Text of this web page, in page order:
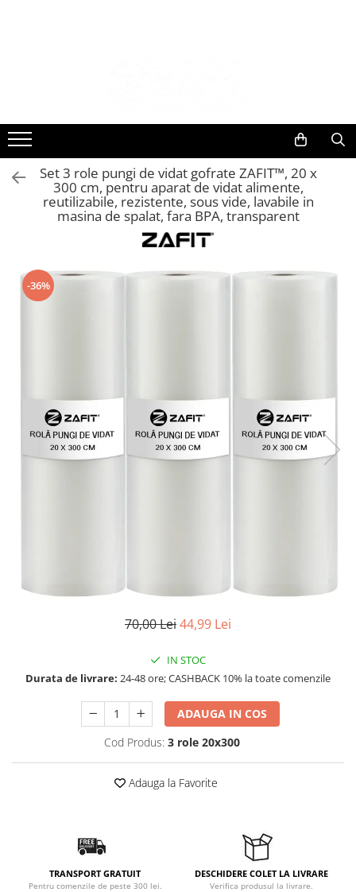
Accesorii Smartwatch
Curele compatibile cu Apple Watch
Curele Apple Watch
38mm/40mm/41mm
Curele Apple Watch
42mm/44mm/45mm/49mm
Curele universale compatibile cu
Curele 20mm - Samsung Galaxy
Watch / Huawei / Garmin / Amazfit
Benzi dublu adezive
Benzi Led
Dispozitiv indepartare papiloame
Etajere depozitare
Aparat aerosoli
Capace WC copii & Reductoare WC
Jucarii copii
Patuturi bebelusi
Protectie pat copii
Scaune de masa bebe
Set 3 role pungi de vidat gofrate ZAFIT™, 20 x
300 cm, pentru aparat de vidat alimente,
reutilizabile, rezistente, sous vide, lavabile in
masina de spalat, fara BPA, transparent
-36%
70,00 Lei44,99 Lei
IN STOC
Durata de livrare: 24-48 ore; CASHBACK 10% la toate comenzile
ADAUGA IN COS
Cod Produs: 3 role 20x300
Adauga la Favorite
TRANSPORT GRATUIT
Pentru comenzile de peste 300 lei.
DESCHIDERE COLET LA LIVRARE
Verifica produsul la livrare.